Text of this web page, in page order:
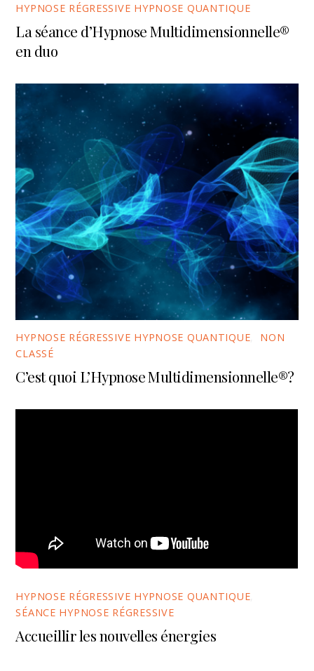
HYPNOSE RÉGRESSIVE HYPNOSE QUANTIQUE
La séance d’Hypnose Multidimensionnelle®
en duo
HYPNOSE RÉGRESSIVE HYPNOSE QUANTIQUE
NON
CLASSÉ
C’est quoi L’Hypnose Multidimensionnelle®?
HYPNOSE RÉGRESSIVE HYPNOSE QUANTIQUE
SÉANCE HYPNOSE RÉGRESSIVE
Accueillir les nouvelles énergies